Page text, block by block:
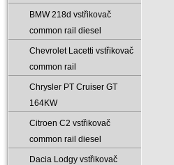
BMW 218d vstřikovač
common rail diesel
Chevrolet Lacetti vstřikovač
common rail
Chrysler PT Cruiser GT
164KW
Citroen C2 vstřikovač
common rail diesel
Dacia Lodgy vstřikovač